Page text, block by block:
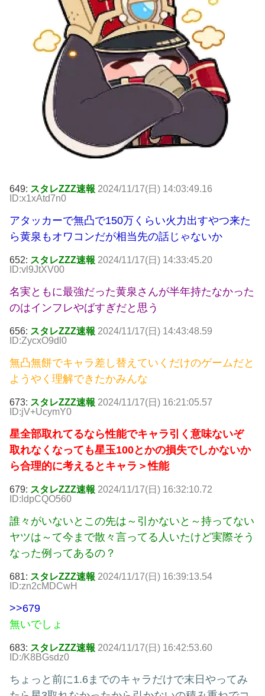
649: スタレZZZ速報 2024/11/17(日) 14:03:49.16
ID:x1xAtd7n0
アタッカーで無凸で150万くらい火力出すやつ来た
ら黄泉もオワコンだが相当先の話じゃないか
652: スタレZZZ速報 2024/11/17(日) 14:33:45.20
ID:vl9JtXV00
名実ともに最強だった黄泉さんが半年持たなかった
のはインフレやばすぎだと思う
656: スタレZZZ速報 2024/11/17(日) 14:43:48.59
ID:ZycxO9dl0
無凸無餅でキャラ差し替えていくだけのゲームだと
ようやく理解できたかみんな
673: スタレZZZ速報 2024/11/17(日) 16:21:05.57
ID:jV+UcymY0
星全部取れてるなら性能でキャラ引く意味ないぞ
取れなくなっても星玉100とかの損失でしかないか
ら合理的に考えるとキャラ＞性能
679: スタレZZZ速報 2024/11/17(日) 16:32:10.72
ID:ldpCQO560
誰々がいないとこの先は～引かないと～持ってない
ヤツは～て今まで散々言ってる人いたけど実際そう
なった例ってあるの？
681: スタレZZZ速報 2024/11/17(日) 16:39:13.54
ID:zn2cMDCwH
>>679
無いでしょ
683: スタレZZZ速報 2024/11/17(日) 16:42:53.60
ID:/K8BGsdz0
ちょっと前に1.6までのキャラだけで末日やってみ